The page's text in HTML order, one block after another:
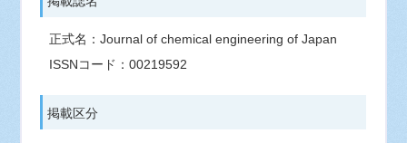
正式名：Journal of chemical engineering of Japan
ISSNコード：00219592
掲載区分